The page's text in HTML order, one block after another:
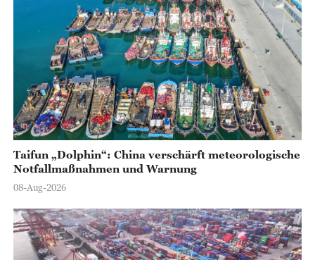
Taifun „Dolphin“: China verschärft meteorologische
Notfallmaßnahmen und Warnung
08-Aug-2026